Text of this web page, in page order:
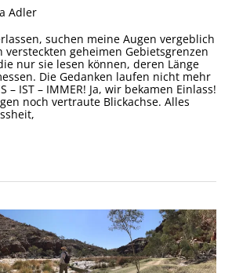
Adler
suchen meine Augen vergeblich
versteckten geheimen Gebietsgrenzen
nur sie lesen können, deren Länge
Die Gedanken laufen nicht mehr
– IST – IMMER! Ja, wir bekamen Einlass!
noch vertraute Blickachse. Alles